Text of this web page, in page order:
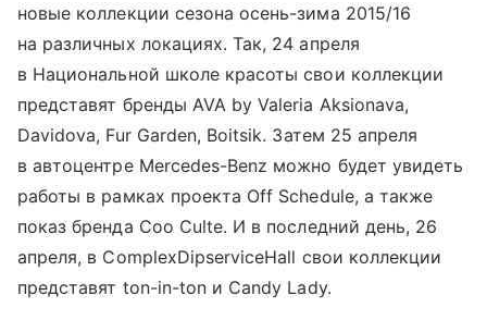
новые коллекции сезона осень-зима 2015/16
на различных локациях. Так, 24 апреля
в Национальной школе красоты свои коллекции
представят бренды AVA by Valeria Aksionava,
Davidova, Fur Garden, Boitsik. Затем 25 апреля
в автоцентре Mercedes-Benz можно будет увидеть
работы в рамках проекта Off Schedule, а также
показ бренда Coo Culte. И в последний день, 26
апреля, в ComplexDipserviceHall свои коллекции
представят ton-in-ton и Candy Lady.